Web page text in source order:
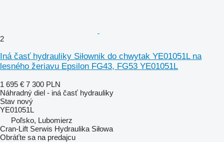
2
Iná časť hydrauliky Siłownik do chwytak YE01051L na
lesného žeriavu Epsilon FG43, FG53 YE01051L
1 695 € 7 300 PLN
Náhradný diel - iná časť hydrauliky
Stav nový
YE01051L
Poľsko, Lubomierz
Cran-Lift Serwis Hydraulika Siłowa
Obráťte sa na predajcu